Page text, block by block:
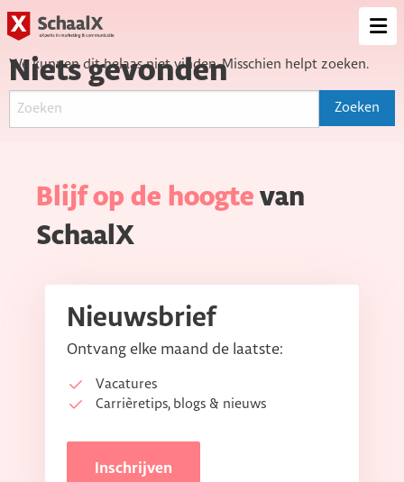
Niets gevonden
We kunnen dit helaas niet vinden. Misschien helpt zoeken.
Blijf op de hoogte van
SchaalX
Nieuwsbrief
Ontvang elke maand de laatste:
Vacatures
Carrièretips, blogs & nieuws
Inschrijven